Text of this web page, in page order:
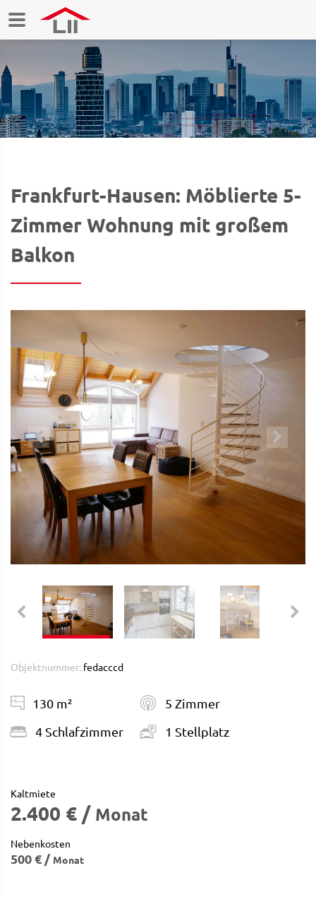
Frankfurt-Hausen: Möblierte 5-
Zimmer Wohnung mit großem
Balkon
Objektnummer: fedacccd
130 m²
4 Schlafzimmer
5 Zimmer
1 Stellplatz
Kaltmiete
2.400 € / Monat
Nebenkosten
500 € / Monat